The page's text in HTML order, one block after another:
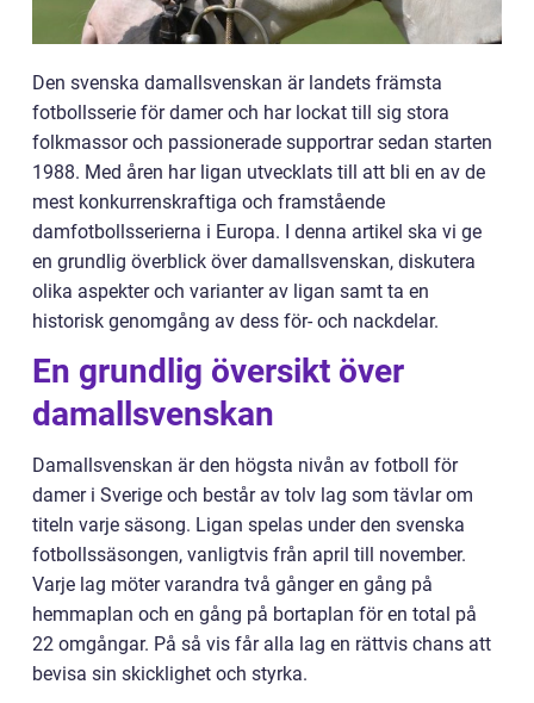
Den svenska damallsvenskan är landets främsta
fotbollsserie för damer och har lockat till sig stora
folkmassor och passionerade supportrar sedan starten
1988. Med åren har ligan utvecklats till att bli en av de
mest konkurrenskraftiga och framstående
damfotbollsserierna i Europa. I denna artikel ska vi ge
en grundlig överblick över damallsvenskan, diskutera
olika aspekter och varianter av ligan samt ta en
historisk genomgång av dess för- och nackdelar.
En grundlig översikt över
damallsvenskan
Damallsvenskan är den högsta nivån av fotboll för
damer i Sverige och består av tolv lag som tävlar om
titeln varje säsong. Ligan spelas under den svenska
fotbollssäsongen, vanligtvis från april till november.
Varje lag möter varandra två gånger en gång på
hemmaplan och en gång på bortaplan för en total på
22 omgångar. På så vis får alla lag en rättvis chans att
bevisa sin skicklighet och styrka.